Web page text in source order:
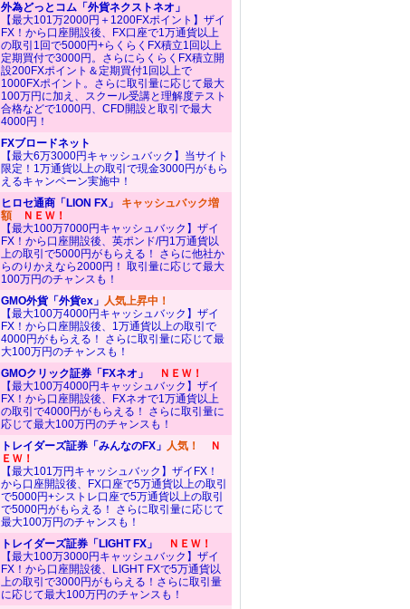
外為どっとコム「外貨ネクストネオ」
【最大101万2000円＋1200FXポイント】ザイ
FX！から口座開設後、FX口座で1万通貨以上
の取引1回で5000円+らくらくFX積立1回以上
定期買付で3000円。さらにらくらくFX積立開
設200FXポイント＆定期買付1回以上で
1000FXポイント。さらに取引量に応じて最大
100万円に加え、スクール受講と理解度テスト
合格などで1000円、CFD開設と取引で最大
4000円！
FXブロードネット
【最大6万3000円キャッシュバック】当サイト
限定！1万通貨以上の取引で現金3000円がもら
えるキャンペーン実施中！
ヒロセ通商「LION FX」 キャッシュバック増
額ＮＥＷ！
【最大100万7000円キャッシュバック】ザイ
FX！から口座開設後、英ポンド/円1万通貨以
上の取引で5000円がもらえる！ さらに他社か
らのりかえなら2000円！ 取引量に応じて最大
100万円のチャンスも！
GMO外貨「外貨ex」 人気上昇中！
【最大100万4000円キャッシュバック】ザイ
FX！から口座開設後、1万通貨以上の取引で
4000円がもらえる！ さらに取引量に応じて最
大100万円のチャンスも！
GMOクリック証券「FXネオ」
ＮＥＷ！
【最大100万4000円キャッシュバック】ザイ
FX！から口座開設後、FXネオで1万通貨以上
の取引で4000円がもらえる！ さらに取引量に
応じて最大100万円のチャンスも！
トレイダーズ証券「みんなのFX」 人気！
Ｎ
ＥＷ！
【最大101万円キャッシュバック】ザイFX！
から口座開設後、FX口座で5万通貨以上の取引
で5000円+シストレ口座で5万通貨以上の取引
で5000円がもらえる！ さらに取引量に応じて
最大100万円のチャンスも！
トレイダーズ証券「LIGHT FX」
ＮＥＷ！
【最大100万3000円キャッシュバック】ザイ
FX！から口座開設後、LIGHT FXで5万通貨以
上の取引で3000円がもらえる！さらに取引量
に応じて最大100万円のチャンスも！